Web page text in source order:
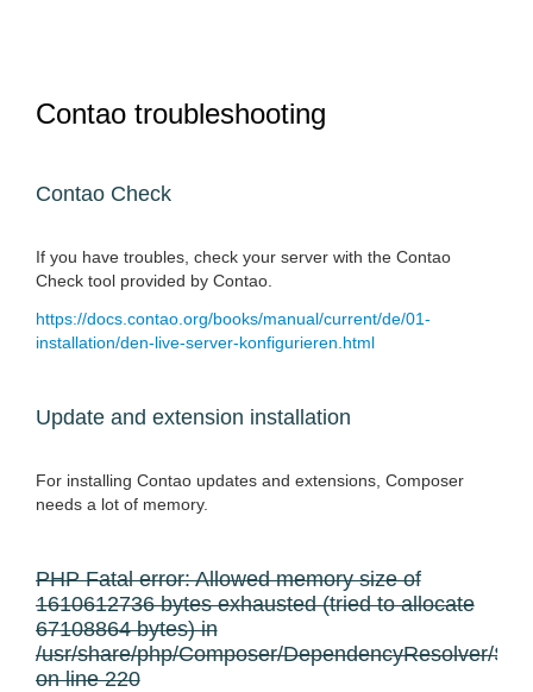
Contao troubleshooting
Contao Check
If you have troubles, check your server with the Contao
Check tool provided by Contao.
https://docs.contao.org/books/manual/current/de/01-
installation/den-live-server-konfigurieren.html
Update and extension installation
For installing Contao updates and extensions, Composer
needs a lot of memory.
PHP Fatal error: Allowed memory size of
1610612736 bytes exhausted (tried to allocate
67108864 bytes) in
/usr/share/php/Composer/DependencyResolver/
on line 220